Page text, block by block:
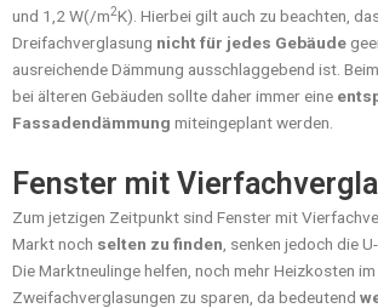
und 1,2 W(/m2K). Hierbei gilt auch zu beachten,
Dreifachverglasung nicht für jedes Gebäude
ausreichende Dämmung ausschlaggebend ist.
bei älteren Gebäuden sollte daher immer eine
Fassadendämmung miteingeplant werden.
Fenster mit
Zum jetzigen Zeitpunkt sind Fenster mit
Markt noch selten zu finden , senken jedoch die
Die Marktneulinge helfen, noch mehr Heizkosten
Zweifachverglasungen zu sparen, da bedeutend